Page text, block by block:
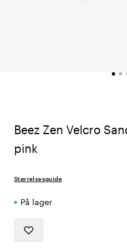
Beez Zen Velcro
pink
Størrelsesguide
På lager